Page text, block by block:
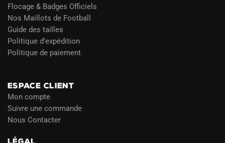
Flocage & Badges Officiels
Nos Maillots de Football
Guide des tailles
Politique d’expédition
Politique de paiement
ESPACE CLIENT
Mon compte
Suivre une commande
Nous Contacter